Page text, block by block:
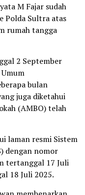
M Fajar sudah
Polda Sultra atas
rumah tangga
2 September
bulan
juga diketahui
(AMBO) telah
laman resmi Sistem
dengan nomor
tertanggal 17 Juli
18 Juli 2025.